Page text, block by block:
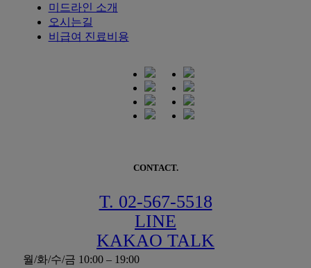
미드라인 소개
오시는길
비급여 진료비용
CONTACT.
T. 02-567-5518
LINE
KAKAO TALK
월/화/수/금 10:00 – 19:00